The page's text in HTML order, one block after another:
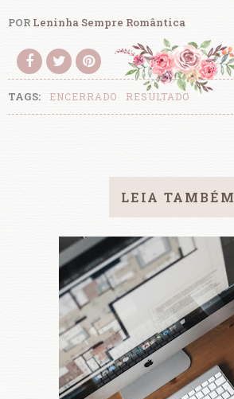
POR Leninha Sempre Romântica
TAGS: ENCERRADO RESULTADO
LEIA TAMBÉM